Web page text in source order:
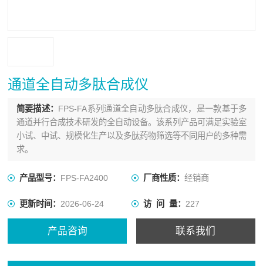
通道全自动多肽合成仪
简要描述： FPS-FA系列通道全自动多肽合成仪，是一款基于多
通道并行合成技术研发的全自动设备。该系列产品可满足实验室
小试、中试、规模化生产以及多肽药物筛选等不同用户的多种需
求。
产品型号： FPS-FA2400 厂商性质： 经销商
更新时间：2026-06-24 访 问 量： 227
产品咨询 联系我们